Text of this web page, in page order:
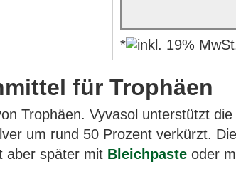
*
für Trophäen
Trophäen. Vyvasol unterstützt
um rund 50 Prozent verkürzt.
aber später mit Bleichpaste oder